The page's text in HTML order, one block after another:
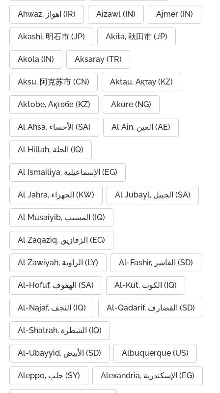
Ahwaz, اهواز (IR) Aizawl (IN) Ajmer (IN)
Akashi, 明石市 (JP) Akita, 秋田市 (JP)
Akola (IN) Aksaray (TR)
Aksu, 阿克苏市 (CN) Aktau, Ақтау (KZ)
Aktobe, Ақтөбе (KZ) Akure (NG)
Al Ahsa, الأحساء (SA) Al Ain, العين (AE)
Al Hillah, الحلة (IQ)
Al Ismailiya, الإسماعيلية (EG)
Al Jahra, الجهراء (KW) Al Jubayl, الجبيل (SA)
Al Musaiyib, المسيب (IQ)
Al Zaqaziq, الزقازيق (EG)
Al Zawiyah, الزاوية (LY) Al-Fashir, الفاشر (SD)
Al-Hofuf, الهفوف (SA) Al-Kut, الكوت (IQ)
Al-Najaf, النجف (IQ) Al-Qadarif, القضارف (SD)
Al-Shatrah, الشطرة (IQ)
Al-Ubayyid, الأبيض (SD) Albuquerque (US)
Aleppo, حلب (SY) Alexandria, الإسكندرية (EG)